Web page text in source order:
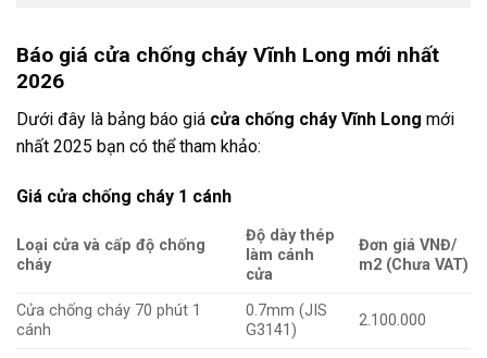
Báo giá cửa chống cháy Vĩnh Long mới nhất
2026
Dưới đây là bảng báo giá cửa chống cháy Vĩnh Long mới
nhất 2025 bạn có thể tham khảo:
Giá cửa chống cháy 1 cánh
Loại cửa và cấp độ chống
cháy
Độ dày thép
làm cánh
cửa
Đơn giá VNĐ/
m2 (Chưa VAT)
Cửa chống cháy 70 phút 1
cánh
0.7mm (JIS
G3141)
2.100.000